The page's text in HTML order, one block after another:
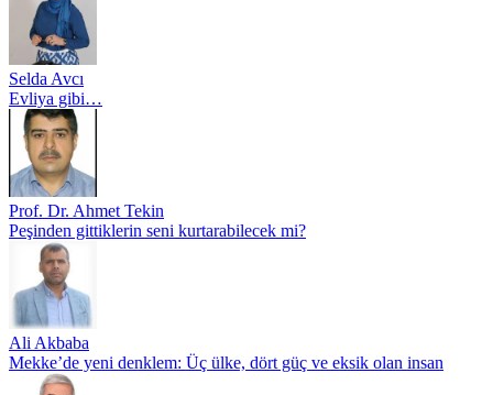
Selda Avcı
Evliya gibi…
Prof. Dr. Ahmet Tekin
Peşinden gittiklerin seni kurtarabilecek mi?
Ali Akbaba
Mekke’de yeni denklem: Üç ülke, dört güç ve eksik olan insan